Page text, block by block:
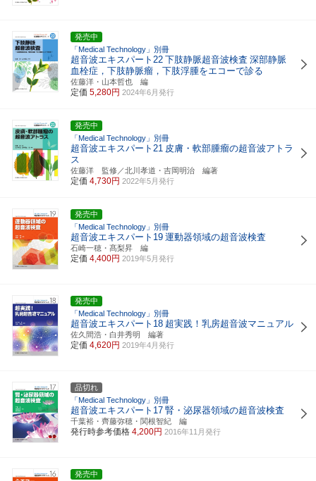
発売中
「Medical Technology」別冊
超音波エキスパート22 下肢静脈超音波検査 深部静脈
血栓症，下肢静脈瘤，下肢浮腫をエコーで診る
佐藤洋・山本哲也 編
定価 5,280円 2024年6月発行
発売中
「Medical Technology」別冊
超音波エキスパート21 皮膚・軟部腫瘤の超音波アトラ
ス
佐藤洋 監修／北川孝道・吉岡明治 編著
定価 4,730円 2022年5月発行
発売中
「Medical Technology」別冊
超音波エキスパート19 運動器領域の超音波検査
石崎一穂・髙梨昇 編
定価 4,400円 2019年5月発行
発売中
「Medical Technology」別冊
超音波エキスパート18 超実践！乳房超音波マニュアル
佐久間浩・白井秀明 編著
定価 4,620円 2019年4月発行
品切れ
「Medical Technology」別冊
超音波エキスパート17 腎・泌尿器領域の超音波検査
千葉裕・齊藤弥穂・関根智紀 編
発行時参考価格 4,200円 2016年11月発行
発売中